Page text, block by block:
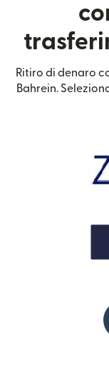
Ritiro di denaro
Bahrein.